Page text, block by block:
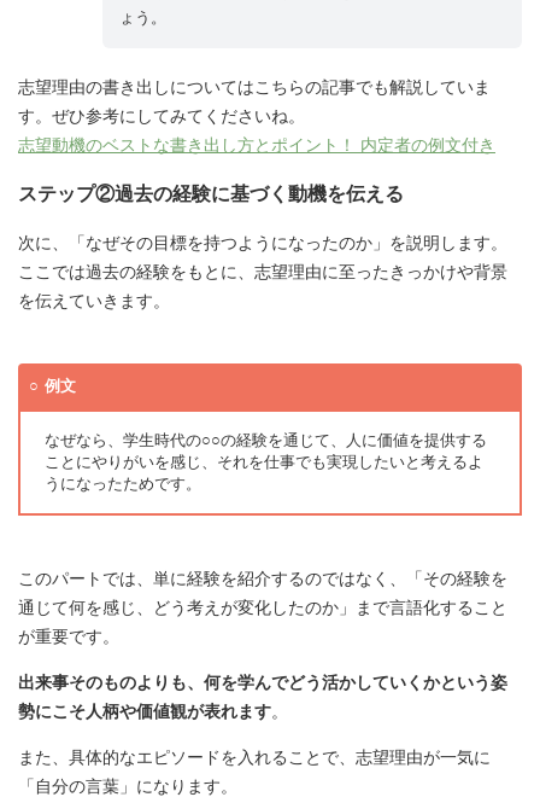
ょう。
志望理由の書き出しについてはこちらの記事でも解説していま
す。ぜひ参考にしてみてくださいね。
志望動機のベストな書き出し方とポイント！ 内定者の例文付き
ステップ②過去の経験に基づく動機を伝える
次に、「なぜその目標を持つようになったのか」を説明します。
ここでは過去の経験をもとに、志望理由に至ったきっかけや背景
を伝えていきます。
例文
なぜなら、学生時代の○○の経験を通じて、人に価値を提供する
ことにやりがいを感じ、それを仕事でも実現したいと考えるよ
うになったためです。
このパートでは、単に経験を紹介するのではなく、「その経験を
通じて何を感じ、どう考えが変化したのか」まで言語化すること
が重要です。
出来事そのものよりも、何を学んでどう活かしていくかという姿
勢にこそ人柄や価値観が表れます。
また、具体的なエピソードを入れることで、志望理由が一気に
「自分の言葉」になります。